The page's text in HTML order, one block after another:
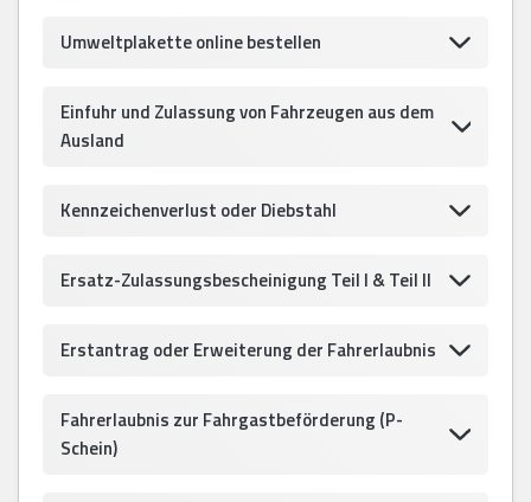
Umweltplakette online bestellen
Einfuhr und Zulassung von Fahrzeugen aus dem
Ausland
Kennzeichenverlust oder Diebstahl
Ersatz-Zulassungsbescheinigung Teil I & Teil II
Erstantrag oder Erweiterung der Fahrerlaubnis
Fahrerlaubnis zur Fahrgastbeförderung (P-
Schein)